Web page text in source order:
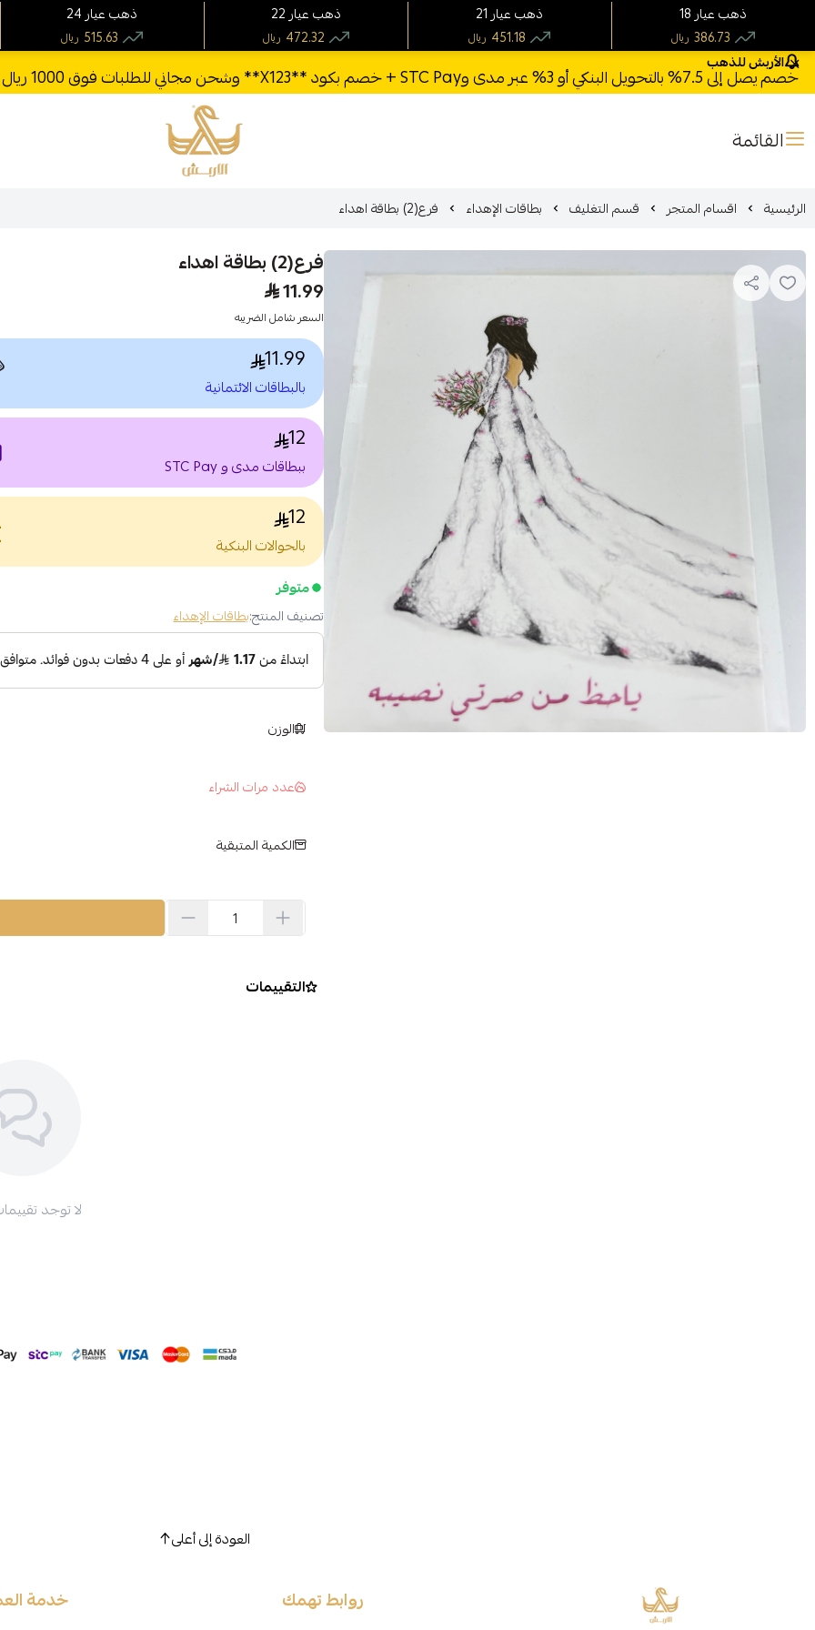
الأربش للذهب
خصم يصل إلى 7.5% بالتحويل البنكي أو 3% عبر مدى وSTC Pay + خصم بكود **X123** وشحن مجاني للطلبات فوق 1000 ريال
القائمة الأربش للذهب
الرئيسية اقسام المتجر قسم التغليف بطاقات الإهداء فرع(2) بطاقة اهداء
فرع(2) بطاقة اهداء
11.99
السعر شامل الضريبه
11.99
بالبطاقات الائتمانية
12
ببطاقات مدى و STC Pay
12
بالحوالات البنكية
متوفر
تصنيف المنتج:بطاقات الإهداء
الوزن
عدد مرات الشراء
الكمية المتبقية
التقييمات
لا توجد
العودة إلى أعلى
روابط تهمك خدمة
24 ذهب عيار
ريال 515.63
22 ذهب عيار
ريال 472.32
21 ذهب عيار
ريال 451.18
18 ذهب عيار
ريال 386.73